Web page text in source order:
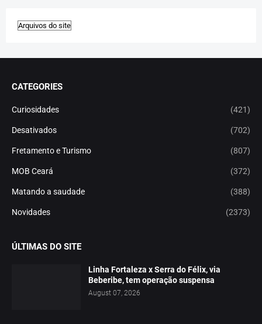
CATEGORIES
Curiosidades (421)
Desativados (702)
Fretamento e Turismo (807)
MOB Ceará (372)
Matando a saudade (388)
Novidades (2373)
ÚLTIMAS DO SITE
Linha Fortaleza x Serra do Félix, via
Beberibe, tem operação suspensa
August 07, 2026